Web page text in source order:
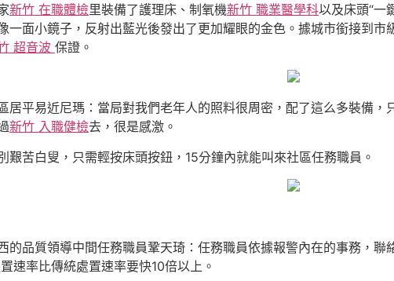
新竹 在職體檢里裝備了護理床、制氧機新竹 職業醫學科以及床頭“一
一面小鏡子，反射出藍光後發出了更加耀眼的金色。據城市銜接到市
超音波 保證。
居平易近尼瑪：當局對我們老年人的照料很周密，配了這么多裝備，
新竹 入職健檢去，很是感激。
艱苦白叟，只需輕按床頭按鈕，15分鐘內就能叫來社區任務職員。
的品質領導中間任務職員鞏天琦：任務職員依據報警內在的事務，聯
速率比傳統處置速率要快10倍以上。